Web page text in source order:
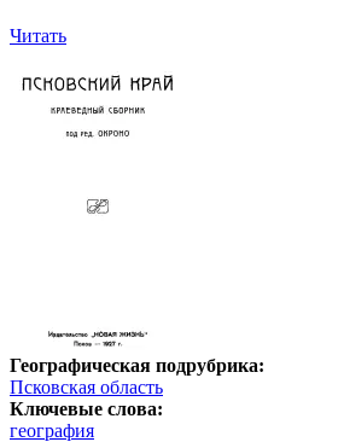
Читать
Географическая подрубрика:
Псковская область
Ключевые слова:
география